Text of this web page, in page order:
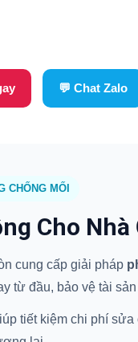
💬 Chat Zalo
CHỐNG MỐI
Cho Nhà
cung cấp giải pháp
từ đầu, bảo vệ tài
tiết kiệm chi phí